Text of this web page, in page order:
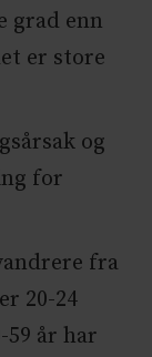
grad enn
er store
og
for
fra
20-24
59 år har